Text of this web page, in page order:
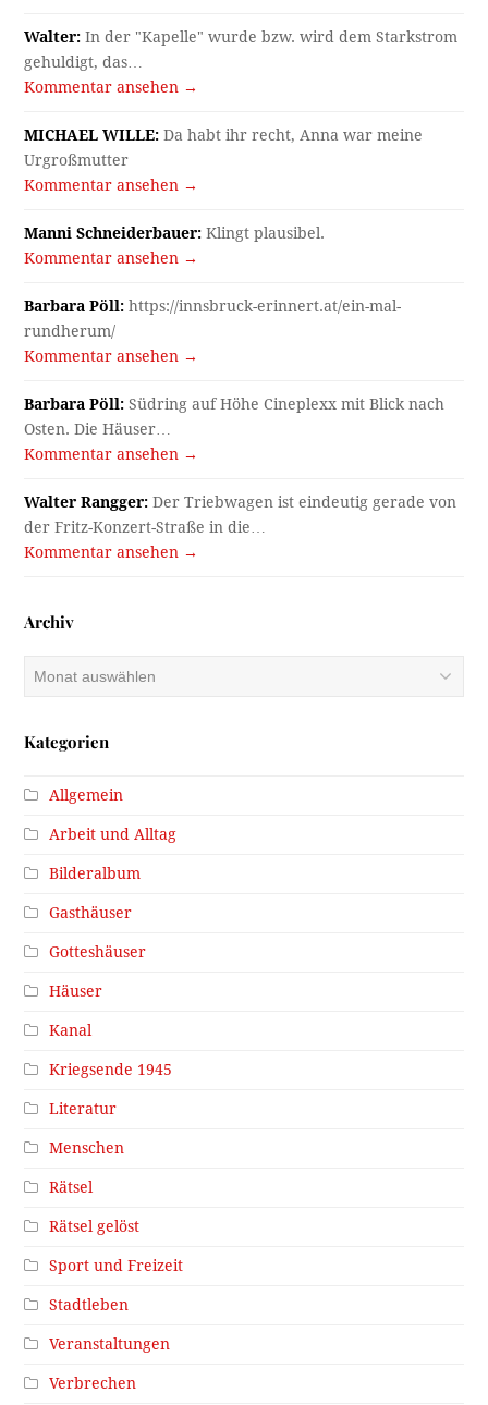
Walter: In der "Kapelle" wurde bzw. wird dem Starkstrom
gehuldigt, das…
Kommentar ansehen →
MICHAEL WILLE: Da habt ihr recht, Anna war meine
Urgroßmutter
Kommentar ansehen →
Manni Schneiderbauer: Klingt plausibel.
Kommentar ansehen →
Barbara Pöll: https://innsbruck-erinnert.at/ein-mal-
rundherum/
Kommentar ansehen →
Barbara Pöll: Südring auf Höhe Cineplexx mit Blick nach
Osten. Die Häuser…
Kommentar ansehen →
Walter Rangger: Der Triebwagen ist eindeutig gerade von
der Fritz-Konzert-Straße in die…
Kommentar ansehen →
Archiv
Archiv
Kategorien
Allgemein
Arbeit und Alltag
Bilderalbum
Gasthäuser
Gotteshäuser
Häuser
Kanal
Kriegsende 1945
Literatur
Menschen
Rätsel
Rätsel gelöst
Sport und Freizeit
Stadtleben
Veranstaltungen
Verbrechen